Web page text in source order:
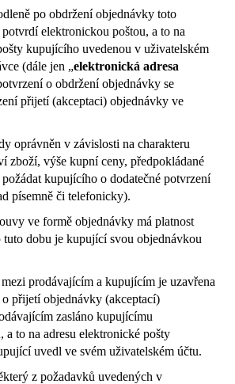
po obdržení objednávky toto
elektronickou poštou, a to na
kupujícího uvedenou v uživatelském
(dále jen „elektronická adresa
o obdržení objednávky se
přijetí (akceptaci) objednávky ve
oprávněn v závislosti na charakteru
zboží, výše kupní ceny, předpokládané
kupujícího o dodatečné potvrzení
písemně či telefonicky).
ve formě objednávky má platnost
tuto dobu je kupující svou objednávkou
prodávajícím a kupujícím je uzavřena
přijetí objednávky (akceptací)
zasláno kupujícímu
a to na adresu elektronické pošty
uvedl ve svém uživatelském účtu.
z požadavků uvedených v